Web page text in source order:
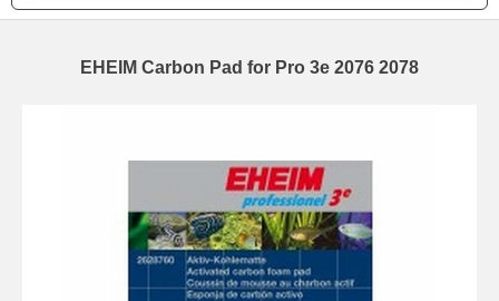
EHEIM Carbon Pad for Pro 3e 2076 2078